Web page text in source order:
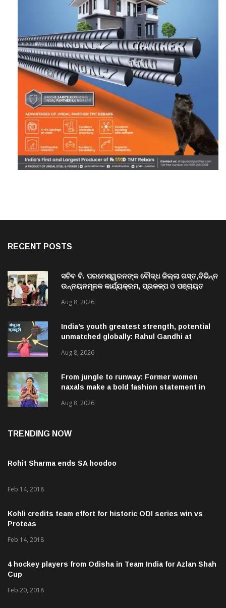
RECENT POSTS
ସଚିବ ବି. ପରମେଶ୍ୱରନଙ୍କ ବୌଦ୍ଧ ଜିଲ୍ଲା ଗସ୍ତ,ବିଭିନ୍ନ
ଉନ୍ନୟନମୂଳକ କାର୍ଯ୍ୟକ୍ରମ, ପ୍ରକଳ୍ପ ଓ ପଞ୍ଚାୟତ
Aug 8, 2026
India’s youth greatest strength, potential
unmatched globally: Rahul Gandhi at
Aug 8, 2026
From jungle to runway: Former women
naxals make a bold fashion statement in
Aug 8, 2026
TRENDING NOW
Rohit Sharma ends SA hoodoo
Feb 14, 2018
Kohli credits team effort for historic ODI series win vs
Proteas
Feb 14, 2018
4 hockey players from Odisha in Team India for Azlan Shah
Cup
Feb 20, 2018